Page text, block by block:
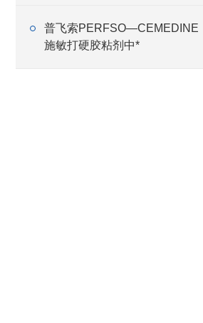
普飞索PERFSO—CEMEDINE
施敏打硬胶粘剂中*